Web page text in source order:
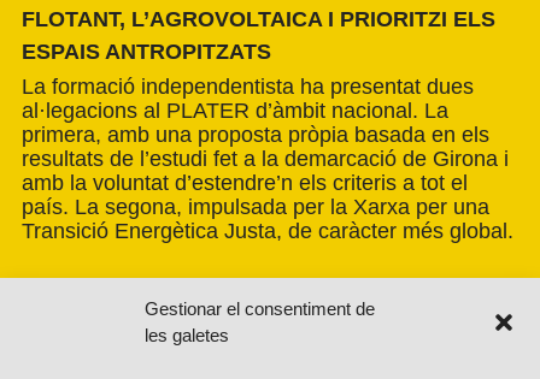
Gestionar el consentiment de
les galetes
FLOTANT, L’AGROVOLTAICA I PRIORITZI ELS
ESPAIS ANTROPITZATS
La formació independentista ha presentat dues
al·legacions al PLATER d’àmbit nacional. La
primera, amb una proposta pròpia basada en els
resultats de l’estudi fet a la demarcació de Girona i
amb la voluntat d’estendre’n els criteris a tot el
país. La segona, impulsada per la Xarxa per una
Transició Energètica Justa, de caràcter més global.